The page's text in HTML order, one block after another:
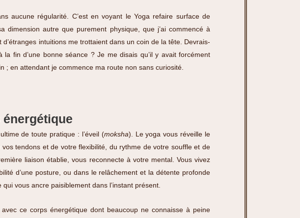
aucune régularité. C’est en voyant le Yoga refaire surface de
autre que purement physique, que j’ai commencé à
intuitions me trottaient dans un coin de la tête. Devrais-
fin d’une bonne séance ? Je me disais qu’il y avait forcément
en attendant je commence ma route non sans curiosité.
de toute pratique : l’éveil (moksha). Le yoga vous réveille le
tendons et de votre flexibilité, du rythme de votre souffle et de
liaison établie, vous reconnecte à votre mental. Vous vivez
d’une posture, ou dans le relâchement et la détente profonde
vous ancre paisiblement dans l’instant présent.
ce corps énergétique dont beaucoup ne connaisse à peine